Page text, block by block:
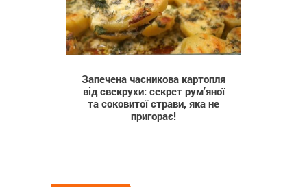
Запечена часникова картопля
від свекрухи: секрет рум’яної
та соковитої страви, яка не
пригорає!